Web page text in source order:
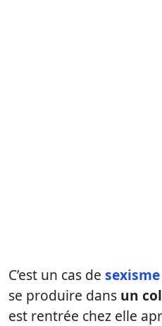
C’est un cas de
se produire dans un
est rentrée chez elle